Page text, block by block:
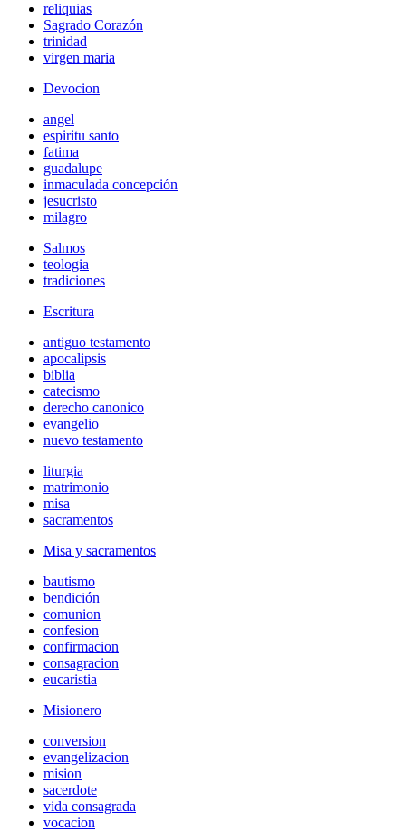
reliquias
Sagrado Corazón
trinidad
virgen maria
Devocion
angel
espiritu santo
fatima
guadalupe
inmaculada concepción
jesucristo
milagro
Salmos
teologia
tradiciones
Escritura
antiguo testamento
apocalipsis
biblia
catecismo
derecho canonico
evangelio
nuevo testamento
liturgia
matrimonio
misa
sacramentos
Misa y sacramentos
bautismo
bendición
comunion
confesion
confirmacion
consagracion
eucaristia
Misionero
conversion
evangelizacion
mision
sacerdote
vida consagrada
vocacion